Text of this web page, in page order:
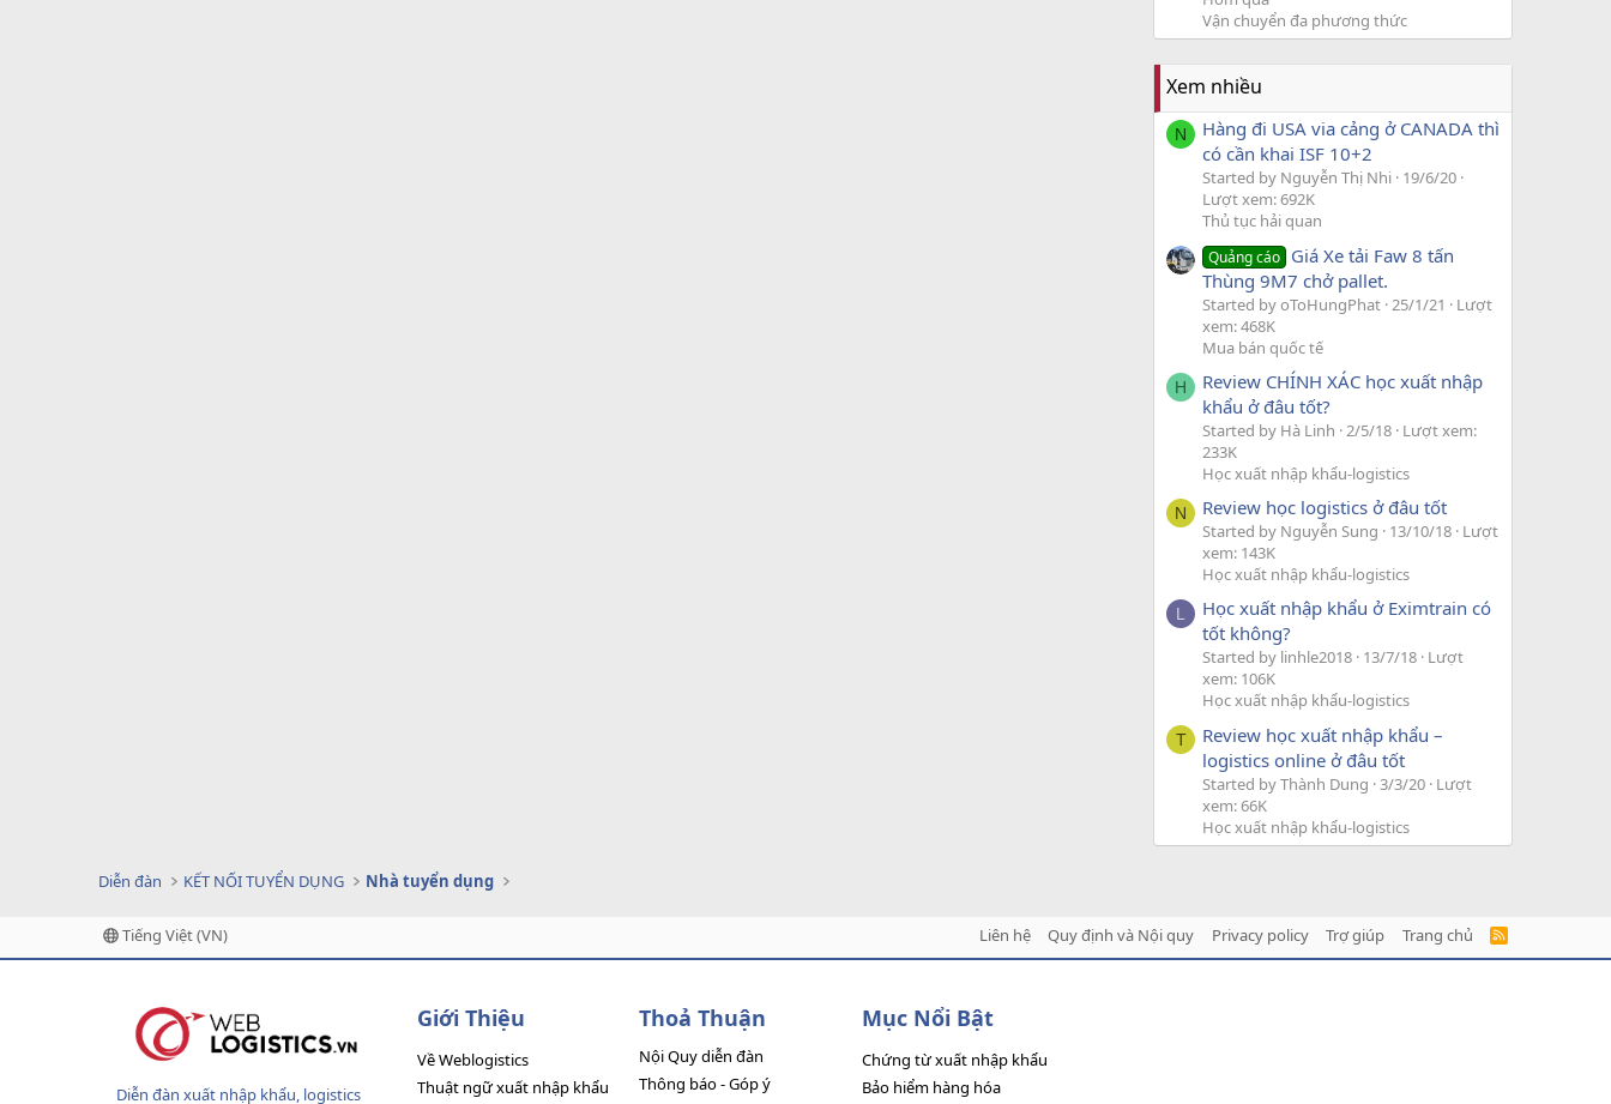
Vận chuyển đa phương thức
Xem nhiều
N
Hàng đi USA via cảng ở CANADA thì
có cần khai ISF 10+2
Started by Nguyễn Thị Nhi 19/6/20
Lượt xem: 692K
Thủ tục hải quan
Quảng cáo Giá Xe tải Faw 8 tấn
Thùng 9M7 chở pallet.
Started by oToHungPhat 25/1/21
Lượt
xem: 468K
Mua bán quốc tế
H
Review CHÍNH XÁC học xuất nhập
khẩu ở đâu tốt?
Started by Hà Linh 2/5/18 Lượt xem:
233K
Học xuất nhập khẩu-logistics
N Review học logistics ở đâu tốt
Started by Nguyễn Sung 13/10/18 Lượt
xem: 143K
Học xuất nhập khẩu-logistics
L
Học xuất nhập khẩu ở Eximtrain có
tốt không?
Started by linhle2018 13/7/18 Lượt
xem: 106K
Học xuất nhập khẩu-logistics
T
Review học xuất nhập khẩu –
logistics online ở đâu tốt
Started by Thành Dung 3/3/20 Lượt
xem: 66K
Học xuất nhập khẩu-logistics
Diễn đàn KẾT NỐI TUYỂN DỤNG Nhà tuyển dụng
Tiếng Việt (VN) Liên hệ Quy định và Nội quy Privacy policy Trợ giúp Trang chủ
R
Diễn đàn xuất nhập khẩu, logistics
Giới Thiệu
Về Weblogistics
Thuật ngữ xuất nhập khẩu
Thoả Thuận
Nội Quy diễn đàn
Thông báo - Góp ý
Mục Nổi Bật
Chứng từ xuất nhập khẩu
Bảo hiểm hàng hóa